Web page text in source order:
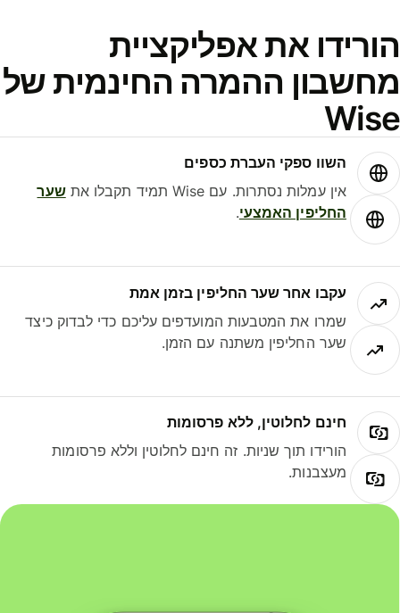
את אפליקציית
ההמרה החינמית של
השוו ספקי העברת כספים
אין עמלות נסתרות. עם Wise תמיד תקבלו את
שער
החליפין האמצעי.
עקבו אחר שער החליפין בזמן אמת
שמרו את המטבעות המועדפים עליכם כדי לבדוק כיצד
שער החליפין משתנה עם הזמן.
חינם לחלוטין, ללא פרסומות
הורידו תוך שניות. זה חינם לחלוטין וללא פרסומות
מעצבנות.